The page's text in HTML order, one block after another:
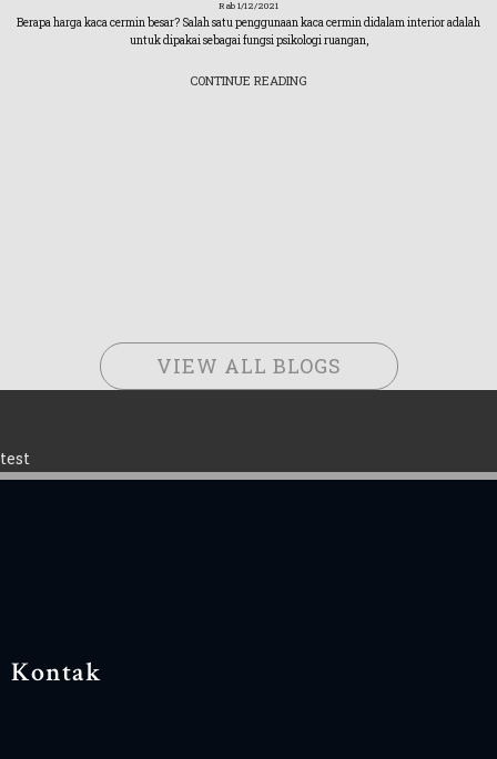
Rab 1/12/2021
Berapa harga kaca cermin besar? Salah satu penggunaan kaca cermin didalam interior adalah
untuk dipakai sebagai fungsi psikologi ruangan,
CONTINUE READING
VIEW ALL BLOGS
test
Kontak